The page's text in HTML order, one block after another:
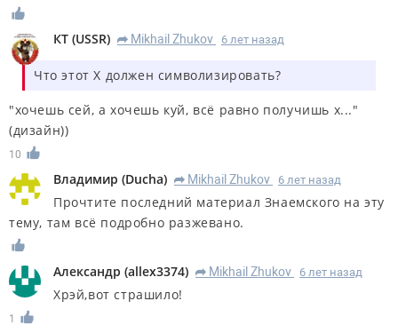
КT (USSR) R Mikhail Zhukov 6 лет назад
Что этот X должен символизировать?
"хочешь сей, а хочешь куй, всё равно получишь х..."
(дизайн))
10
Владимир (Ducha) R Mikhail Zhukov 6 лет назад
Прочтите последний материал Знаемского на эту
тему, там всё подробно разжевано.
Александр (allex3374) R Mikhail Zhukov 6 лет назад
Хрэй,вот страшило!
1